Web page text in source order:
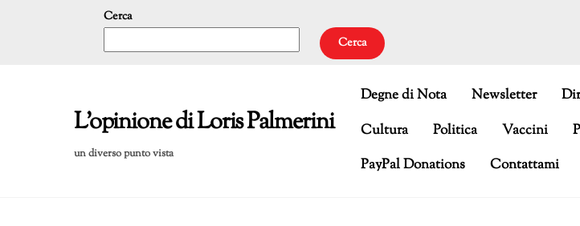
Cerca
Cerca
L'opinione di Loris Palmerini
un diverso punto vista
Degne di Nota Newsletter
Cultura
Politica Vaccini
PayPal Donations
Contattami